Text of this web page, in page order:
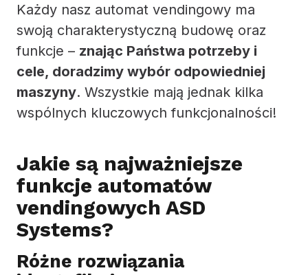
Każdy nasz automat vendingowy ma
swoją charakterystyczną budowę oraz
funkcje – znając Państwa potrzeby i
cele, doradzimy wybór odpowiedniej
maszyny. Wszystkie mają jednak kilka
wspólnych kluczowych funkcjonalności!
Jakie są najważniejsze
funkcje automatów
vendingowych ASD
Systems?
Różne rozwiązania